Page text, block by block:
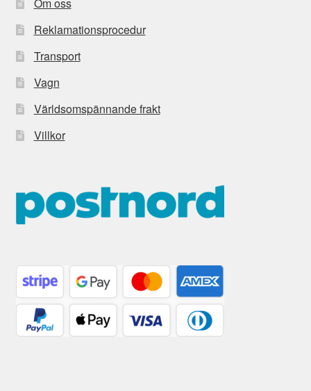
Om oss
Reklamationsprocedur
Transport
Vagn
Världsomspännande frakt
Villkor